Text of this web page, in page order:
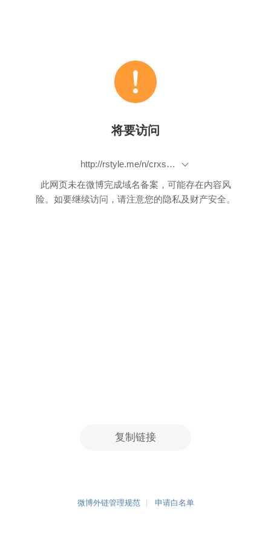
将要访问
http://rstyle.me/n/crxsubbp9if
此网页未在微博完成域名备案，可能存在内容风
险。如要继续访问，请注意您的隐私及财产安全。
复制链接
微博外链管理规范 申请白名单